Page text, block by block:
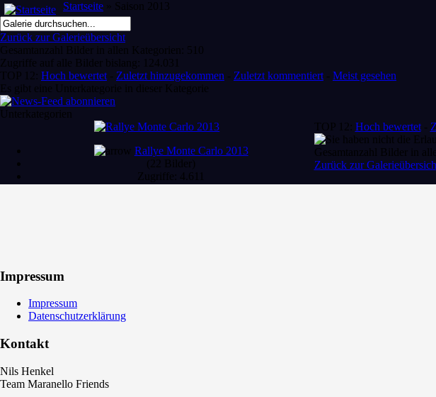
Startseite » Saison 2013
Zurück zur Galerieübersicht
Gesamtanzahl Bilder in allen Kategorien: 510
Zugriffe auf alle Bilder bislang: 124.031
TOP 12: Hoch bewertet - Zuletzt hinzugekommen - Zuletzt kommentiert - Meist gesehen
Es gibt eine Unterkategorie in dieser Kategorie
Unterkategorien
Rallye Monte Carlo 2013
(22 Bilder)
Zugriffe: 4.611
TOP 12: Hoch bewertet-
Gesamtanzahl Bilder in
Zurück zur
Impressum
Impressum
Datenschutzerklärung
Kontakt
Nils Henkel
Team Maranello Friends